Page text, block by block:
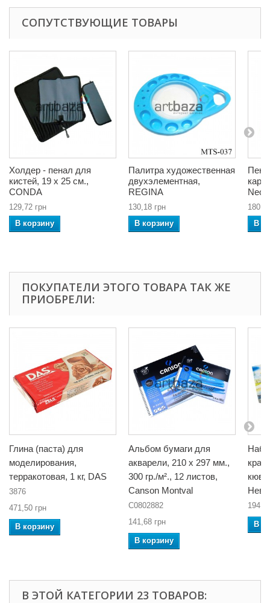
СОПУТСТВУЮЩИЕ ТОВАРЫ
Холдер - пенал для
кистей, 19 x 25 см.,
CONDA
129,72 грн
В корзину
Палитра художественная
двухэлементная,
REGINA
130,18 грн
В корзину
Neo
В
ПОКУПАТЕЛИ ЭТОГО ТОВАРА ТАК ЖЕ
ПРИОБРЕЛИ:
Глина (паста) для
моделирования,
терракотовая, 1 кг, DAS
3876
471,50 грн
В корзину
Альбом бумаги для
акварели, 210 x 297 мм.,
300 гр./м²., 12 листов,
Canson Montval
C0802882
141,68 грн
В корзину
В
В ЭТОЙ КАТЕГОРИИ 23 ТОВАРОВ: